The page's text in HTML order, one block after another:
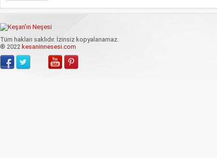
Tüm hakları saklıdır. İzinsiz kopyalanamaz.
® 2022 kesaninnesesi.com